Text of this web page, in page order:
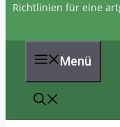
Richtlinien für eine
Menü